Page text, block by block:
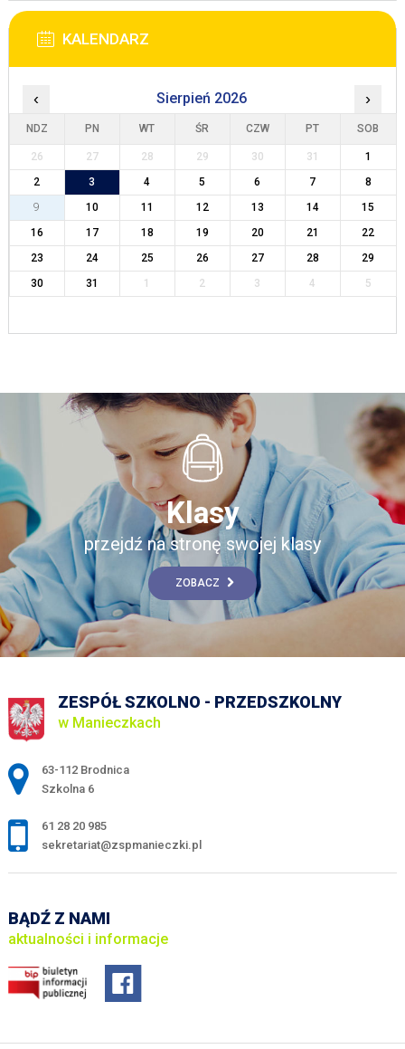
KALENDARZ
‹ Sierpień 2026 ›
NDZ PN WT ŚR CZW PT SOB
26 27 28 29 30 31
1
2
3 4 5 6 7
8
9
10 11 12 13 14
15
16
17 18 19 20 21
22
23
24 25 26 27 28
29
30
31 1 2 3 4 5
Klasy
przejdź na stronę swojej klasy
ZOBACZ
ZESPÓŁ SZKOLNO - PRZEDSZKOLNY
w Manieczkach
Adres pocztowy:
63-112 Brodnica
Szkolna 6
61 28 20 985
sekretariat@zspmanieczki.pl
BĄDŹ Z NAMI
aktualności i informacje